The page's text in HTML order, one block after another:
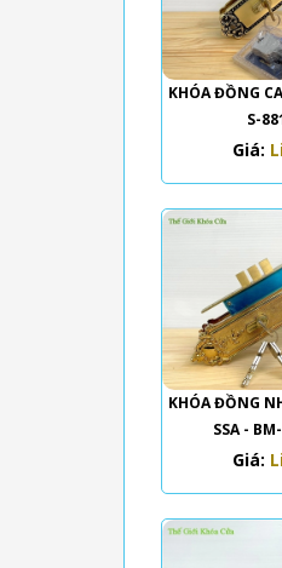
KHÓA ĐỒNG
S-
Giá:
KHÓA ĐỒNG
SSA -
Giá: